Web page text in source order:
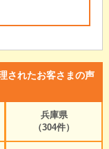
されたお客さまの声
兵庫県
（304件）